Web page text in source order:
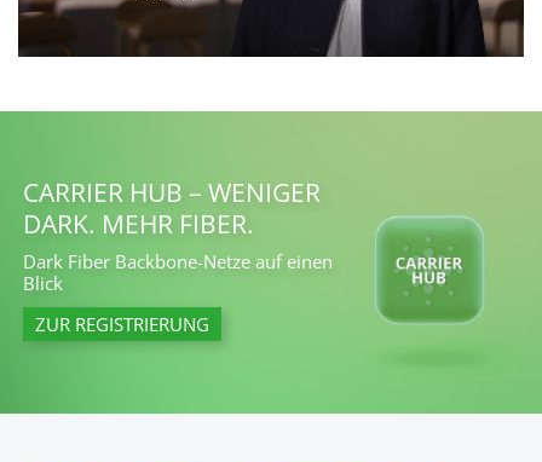
CARRIER HUB – WENIGER
DARK. MEHR FIBER.
Dark Fiber Backbone-Netze auf einen
Blick
ZUR REGISTRIERUNG